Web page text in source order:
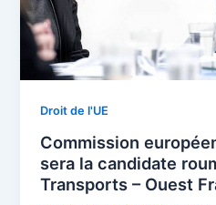
Droit de l'UE
Commission
sera la candidate
Transports – Ouest